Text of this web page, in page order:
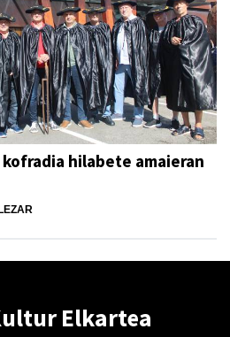
hilabete amaieran
Elkartea